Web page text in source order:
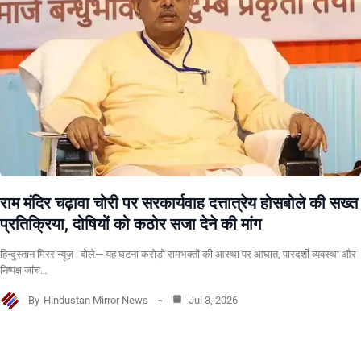
राम मंदिर चढ़ावा चोरी पर सरकार्यवाह दत्तात्रेय होसबोले की सख्त
प्रतिक्रिया, दोषियों को कठोर सजा देने की मांग
हिन्दुस्तान मिरर न्यूज़ : बोले— यह घटना करोड़ों रामभक्तों की आस्था पर आघात, पारदर्शी व्यवस्था और
निष्पक्ष जांच…
By Hindustan Mirror News Jul 3, 2026